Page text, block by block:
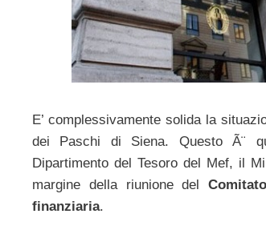
E’ complessivamente solida la
dei Paschi di Siena. Questo Ã¨
Dipartimento del Tesoro del Mef, il
margine della riunione del
finanziaria.